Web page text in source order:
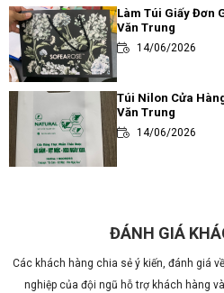
Làm Túi Giấy Đơn
Văn Trung
14/06/2026
Túi Nilon Cửa
Văn Trung
14/06/2026
Túi Đôi Đựng Ly
Văn Trung
ĐÁNH GIÁ
Các khách hàng chia sẻ ý kiến, đánh giá
nghiệp của đội ngũ hỗ trợ khách hàng